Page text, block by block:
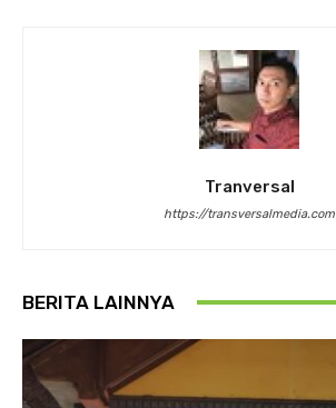
Tranversal
https://transversalmedia.com
BERITA LAINNYA